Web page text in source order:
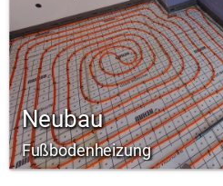
Neubau
Fußbodenheizung